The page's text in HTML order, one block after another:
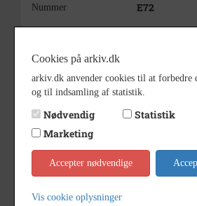
Nummer E72
Øvrige
Årstal
Dateringsnote 1956-1956
8. juli 1956
Arkiv
Kontakt arkivet
Cookies på arkiv.dk
arkiv.dk anvender cookies til at forbedre
og til indsamling af statistik.
Nødvendig
Statistik
Marketing
Accepter nødvendige
Vis cookie oplysninger